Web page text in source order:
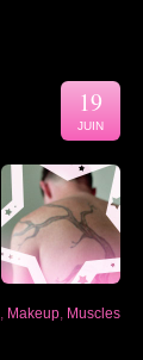
19
JUIN
Makeup Muscles